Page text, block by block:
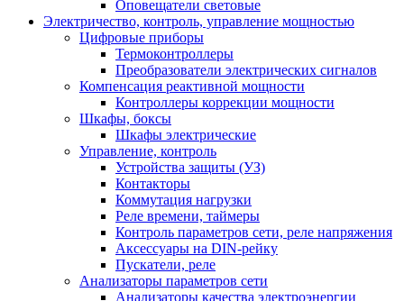
Оповещатели световые
Электричество, контроль, управление мощностью
Цифровые приборы
Термоконтроллеры
Преобразователи электрических сигналов
Компенсация реактивной мощности
Контроллеры коррекции мощности
Шкафы, боксы
Шкафы электрические
Управление, контроль
Устройства защиты (УЗ)
Контакторы
Коммутация нагрузки
Реле времени, таймеры
Контроль параметров сети, реле напряжения
Аксессуары на DIN-рейку
Пускатели, реле
Анализаторы параметров сети
Анализаторы качества электроэнергии